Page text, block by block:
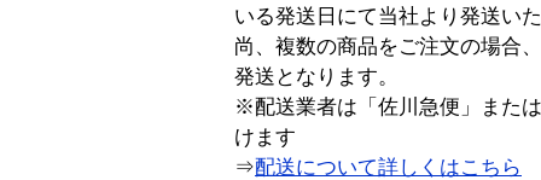
いる発送日にて当社より発送い
尚、複数の商品をご注文の場合
発送となります。
※配送業者は「佐川急便」また
けます
⇒配送について詳しくはこちら